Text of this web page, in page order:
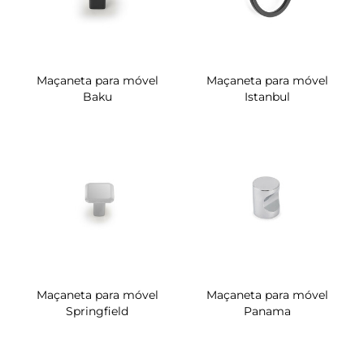
Maçaneta para móvel
Baku
Maçaneta para móvel
Istanbul
Maçaneta para móvel
Springfield
Maçaneta para móvel
Panama